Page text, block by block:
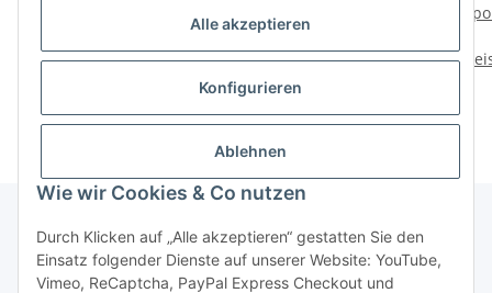
Alle akzeptieren
Konfigurieren
Ablehnen
Wie wir Cookies & Co nutzen
Durch Klicken auf „Alle akzeptieren“ gestatten Sie den
Einsatz folgender Dienste auf unserer Website: YouTube,
Vimeo, ReCaptcha, PayPal Express Checkout und
Dummy
Preise nach Anmeldung
Standard 500g PVC Top
Preise nach Anmeldung
sichtbar
Informationen